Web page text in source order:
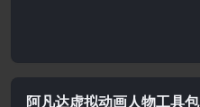
阿凡达虚拟动画人物工具包